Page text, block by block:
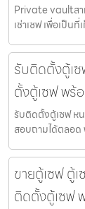
Private vaultสา
เช่าเซฟ เพื่อเป็น
รับติดตั้งตู้เ
ตั้งตู้เซฟ พร้
รับติดตั้งตู้เซฟ ห
สอบถามได้ตลอด
ขายตู้เซฟ ตู้
ติดตั้งตู้เซฟ